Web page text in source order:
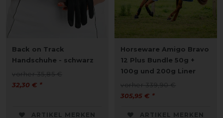
Back on Track
Handschuhe - schwarz
vorher 35,85 €
32,30 € *
ARTIKEL MERKEN
Horseware Amigo Bravo
12 Plus Bundle 50g +
100g und 200g Liner
vorher 339,90 €
305,95 € *
ARTIKEL MERKEN